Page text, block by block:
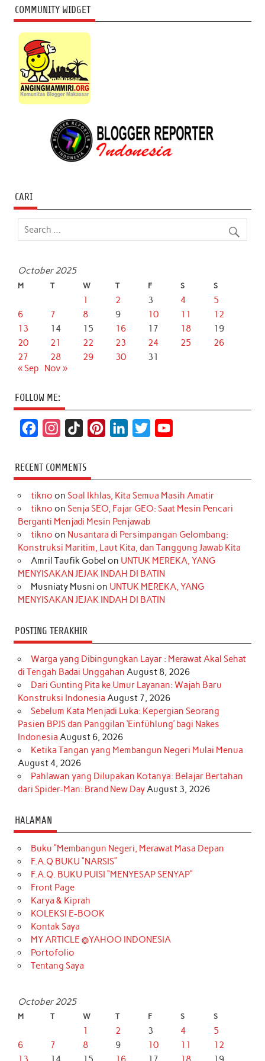
COMMUNITY WIDGET
CARI
October 2025
M T W T F S S
1 2 3 4
5
6
7 8 9 10 11
12
13
14 15 16 17 18
19
20
21 22 23 24 25
26
27
28 29 30
31
« Sep
Nov »
FOLLOW ME:
c
e
b
o
k
s
t
a
r
a
m
k
T
o
k
t
e
r
e
s
t
k
e
d
I
n
t
t
r
T
u
e
RECENT COMMENTS
tikno on Soal Ikhlas, Kita Semua Masih Amatir
tikno on Senja SEO, Fajar GEO: Saat Mesin Pencari
Berganti Menjadi Mesin Penjawab
tikno on Nusantara di Persimpangan Gelombang:
Konstruksi Maritim, Laut Kita, dan Tanggung Jawab Kita
Amril Taufik Gobel on UNTUK MEREKA, YANG
MENYISAKAN JEJAK INDAH DI BATIN
Musniaty Musni on UNTUK MEREKA, YANG
MENYISAKAN JEJAK INDAH DI BATIN
POSTING TERAKHIR
Warga yang Dibingungkan Layar : Merawat Akal Sehat
di Tengah Badai Unggahan August 8, 2026
Dari Gunting Pita ke Umur Layanan: Wajah Baru
Konstruksi Indonesia August 7, 2026
Sebelum Kata Menjadi Luka: Kepergian Seorang
Pasien BPJS dan Panggilan ‘Einfühlung’ bagi Nakes
Indonesia August 6, 2026
Ketika Tangan yang Membangun Negeri Mulai Menua
August 4, 2026
Pahlawan yang Dilupakan Kotanya: Belajar Bertahan
dari Spider-Man: Brand New DayAugust 3, 2026
HALAMAN
Buku “Membangun Negeri, Merawat Masa Depan
F.A.Q BUKU “NARSIS”
F.A.Q. BUKU PUISI “MENYESAP SENYAP”
Front Page
Karya & Kiprah
KOLEKSI E-BOOK
Kontak Saya
MY ARTICLE @YAHOO INDONESIA
Portofolio
Tentang Saya
October 2025
M T W T F S S
1 2 3 4
5
6
7 8 9 10 11
12